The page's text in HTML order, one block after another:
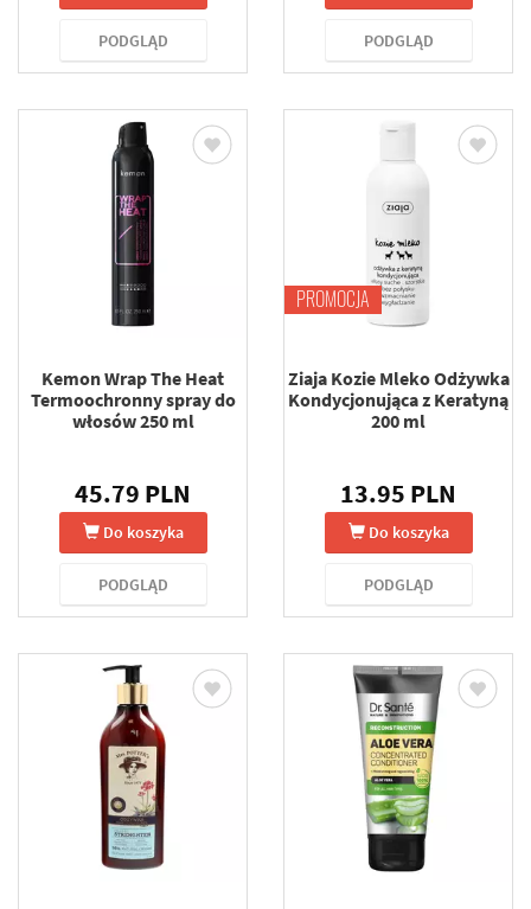
PODGLĄD PODGLĄD
Kemon Wrap The Heat
Termoochronny spray do
włosów 250 ml
45.79 PLN
Do koszyka
PODGLĄD
PROMOCJA
Ziaja Kozie Mleko Odżywka
Kondycjonująca z Keratyną
200 ml
13.95 PLN
Do koszyka
PODGLĄD